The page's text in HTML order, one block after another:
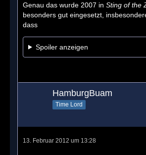
Genau das wurde 2007 in Sting of the
besonders gut eingesetzt,
dass
Spoiler anzeigen
HamburgBuam
Time Lord
13. Februar 2012 um 13:28